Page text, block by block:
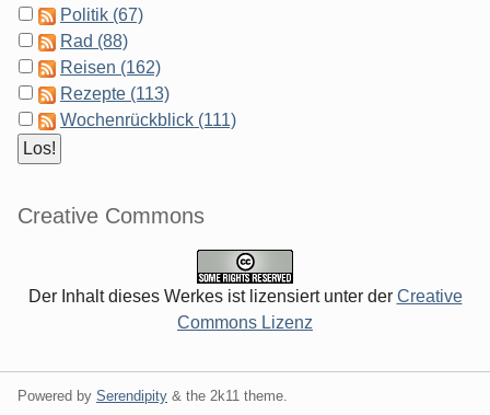
Politik (67)
Rad (88)
Reisen (162)
Rezepte (113)
Wochenrückblick (111)
Creative Commons
Der Inhalt dieses Werkes ist lizensiert unter der Creative
Commons Lizenz
Powered by Serendipity & the 2k11 theme.